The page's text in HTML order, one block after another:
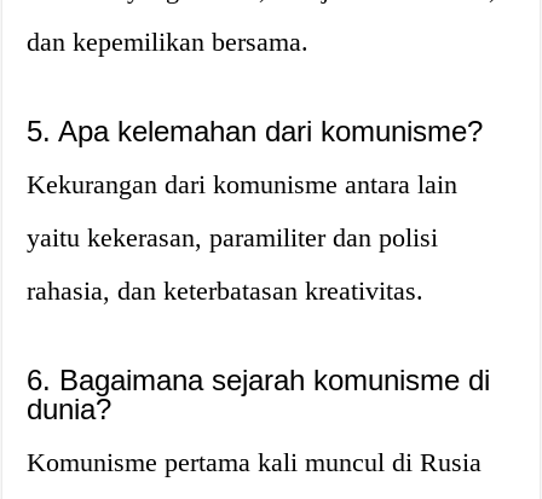
dan kepemilikan bersama.
5. Apa kelemahan dari komunisme?
Kekurangan dari komunisme antara lain
yaitu kekerasan, paramiliter dan polisi
rahasia, dan keterbatasan kreativitas.
6. Bagaimana sejarah komunisme di
dunia?
Komunisme pertama kali muncul di Rusia